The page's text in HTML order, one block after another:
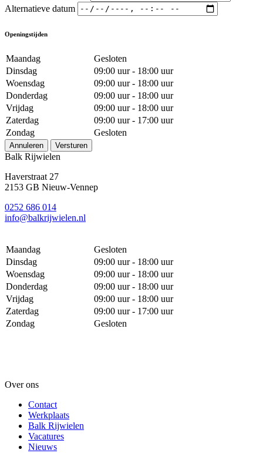
Alternatieve datum
Openingstijden
Maandag
Gesloten
Dinsdag
09:00 uur - 18:00 uur
Woensdag
09:00 uur - 18:00 uur
Donderdag
09:00 uur - 18:00 uur
Vrijdag
09:00 uur - 18:00 uur
Zaterdag
09:00 uur - 17:00 uur
Zondag
Gesloten
Annuleren Versturen
Balk Rijwielen
Haverstraat 27
2153 GB Nieuw-Vennep
0252 686 014
info@balkrijwielen.nl
Maandag
Gesloten
Dinsdag
09:00 uur - 18:00 uur
Woensdag
09:00 uur - 18:00 uur
Donderdag
09:00 uur - 18:00 uur
Vrijdag
09:00 uur - 18:00 uur
Zaterdag
09:00 uur - 17:00 uur
Zondag
Gesloten
Over ons
Contact
Werkplaats
Balk Rijwielen
Vacatures
Nieuws